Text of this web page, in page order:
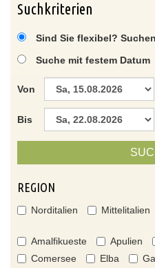
Suchkriterien
Sind Sie flexibel?
Suche mit festem Datum
Von
Bis
REGION
Norditalien Mittelitalien
Amalfikueste Apulien
Comersee
Elba